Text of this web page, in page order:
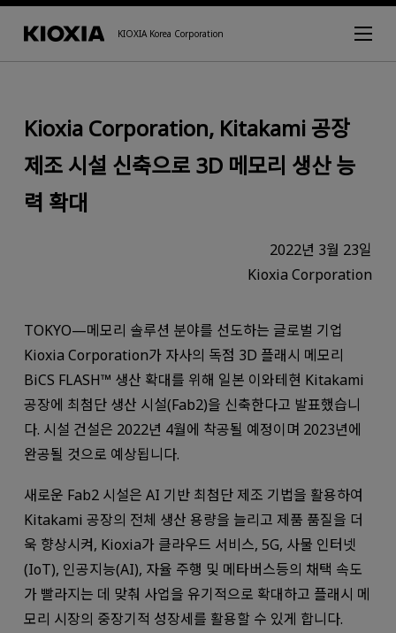
KIOXIA Korea Corporation
Kioxia Corporation, Kitakami 공장
제조 시설 신축으로 3D 메모리 생산 능
력 확대
2022년 3월 23일
Kioxia Corporation
TOKYO—메모리 솔루션 분야를 선도하는 글로벌 기업
Kioxia Corporation가 자사의 독점 3D 플래시 메모리
BiCS FLASH™ 생산 확대를 위해 일본 이와테현 Kitakami
공장에 최첨단 생산 시설(Fab2)을 신축한다고 발표했습니
다. 시설 건설은 2022년 4월에 착공될 예정이며 2023년에
완공될 것으로 예상됩니다.
새로운 Fab2 시설은 AI 기반 최첨단 제조 기법을 활용하여
Kitakami 공장의 전체 생산 용량을 늘리고 제품 품질을 더
욱 향상시켜, Kioxia가 클라우드 서비스, 5G, 사물 인터넷
(IoT), 인공지능(AI), 자율 주행 및 메타버스등의 채택 속도
가 빨라지는 데 맞춰 사업을 유기적으로 확대하고 플래시 메
모리 시장의 중장기적 성장세를 활용할 수 있게 합니다.